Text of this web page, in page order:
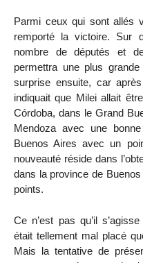
Parmi ceux qui sont allés
remporté la victoire. Sur
nombre de députés et
permettra une plus
surprise ensuite, car
indiquait que Milei allait
Córdoba, dans le Grand
Mendoza avec une
Buenos Aires avec un
nouveauté réside dans
dans la province de
points.
Ce n’est pas qu’il
était tellement mal placé
Mais la tentative de